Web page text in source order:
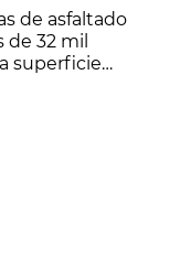
de asfaltado
32 mil
superficie